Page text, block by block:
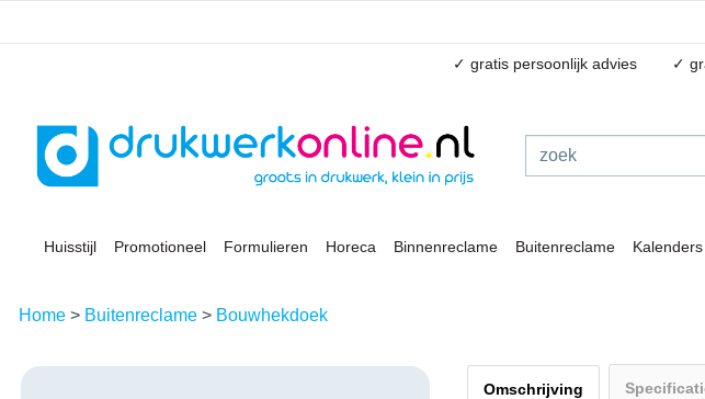
✓ gratis persoonlijk advies ✓
Huisstijl Promotioneel Formulieren Horeca Binnenreclame Buitenreclame Kalenders
Home > Buitenreclame > Bouwhekdoek
Omschrijving